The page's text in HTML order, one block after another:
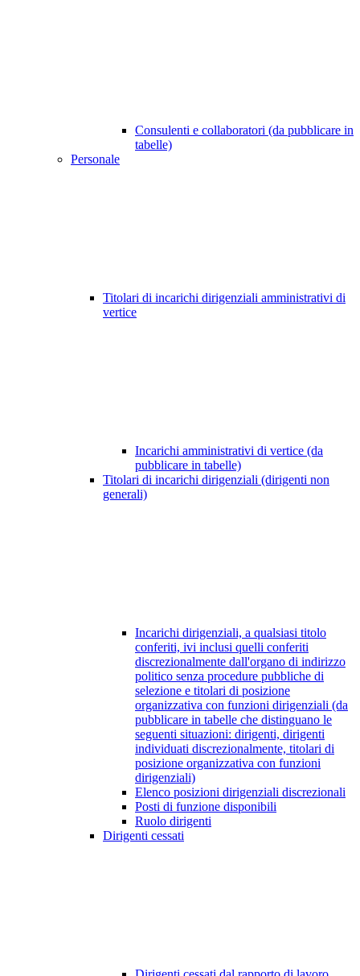
Consulenti e collaboratori (da pubblicare in
tabelle)
Personale
Titolari di incarichi dirigenziali amministrativi di
vertice
Incarichi amministrativi di vertice (da
pubblicare in tabelle)
Titolari di incarichi dirigenziali (dirigenti non
generali)
Incarichi dirigenziali, a qualsiasi titolo
conferiti, ivi inclusi quelli conferiti
discrezionalmente dall'organo di indirizzo
politico senza procedure pubbliche di
selezione e titolari di posizione
organizzativa con funzioni dirigenziali (da
pubblicare in tabelle che distinguano le
seguenti situazioni: dirigenti, dirigenti
individuati discrezionalmente, titolari di
posizione organizzativa con funzioni
dirigenziali)
Elenco posizioni dirigenziali discrezionali
Posti di funzione disponibili
Ruolo dirigenti
Dirigenti cessati